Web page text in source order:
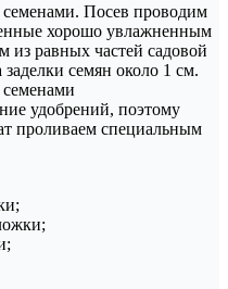
семенами. Посев проводим
хорошо увлажненным
из равных частей садовой
семян около 1 см.
семенами
удобрений, поэтому
проливаем специальным